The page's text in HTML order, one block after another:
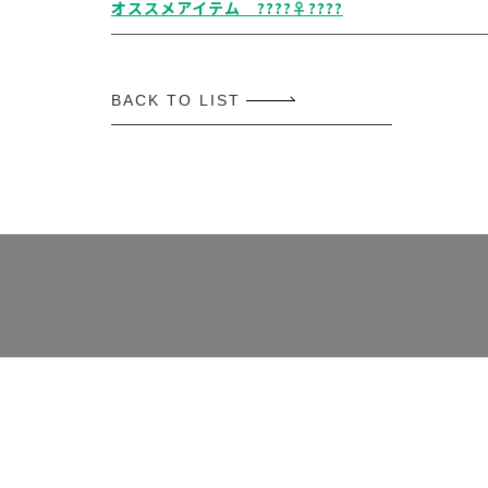
オススメアイテム ????‍♀️????
BACK TO LIST